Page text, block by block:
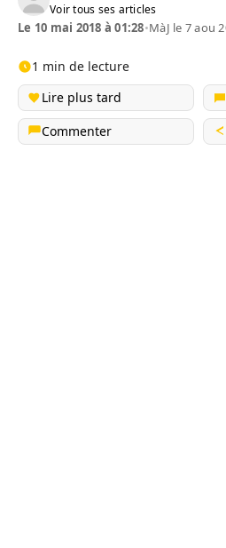
Voir tous ses articles
Le 10 mai 2018 à 01:28•MàJ le 7 aou
1 min de lecture
Lire plus tard
Commenter